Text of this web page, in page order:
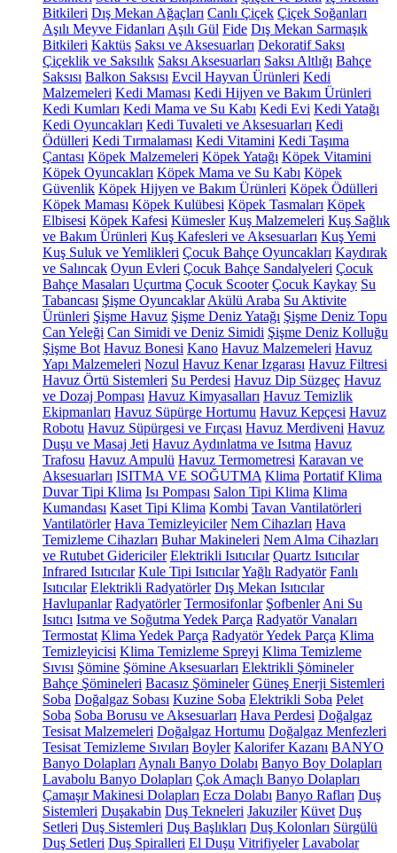
Bitkileri Dış Mekan Ağaçları Canlı Çiçek Çiçek Soğanları
Aşılı Meyve Fidanları Aşılı Gül Fide Dış Mekan Sarmaşık
Bitkileri Kaktüs Saksı ve Aksesuarları Dekoratif Saksı
Çiçeklik ve Saksılık Saksı Aksesuarları Saksı Altlığı Bahçe
Saksısı Balkon Saksısı Evcil Hayvan Ürünleri Kedi
Malzemeleri Kedi Maması Kedi Hijyen ve Bakım Ürünleri
Kedi Kumları Kedi Mama ve Su Kabı Kedi Evi Kedi Yatağı
Kedi Oyuncakları Kedi Tuvaleti ve Aksesuarları Kedi
Ödülleri Kedi Tırmalaması Kedi Vitamini Kedi Taşıma
Çantası Köpek Malzemeleri Köpek Yatağı Köpek Vitamini
Köpek Oyuncakları Köpek Mama ve Su Kabı Köpek
Güvenlik Köpek Hijyen ve Bakım Ürünleri Köpek Ödülleri
Köpek Maması Köpek Kulübesi Köpek Tasmaları Köpek
Elbisesi Köpek Kafesi Kümesler Kuş Malzemeleri Kuş Sağlık
ve Bakım Ürünleri Kuş Kafesleri ve Aksesuarları Kuş Yemi
Kuş Suluk ve Yemlikleri Çocuk Bahçe Oyuncakları Kaydırak
ve Salıncak Oyun Evleri Çocuk Bahçe Sandalyeleri Çocuk
Bahçe Masaları Uçurtma Çocuk Scooter Çocuk Kaykay Su
Tabancası Şişme Oyuncaklar Akülü Araba Su Aktivite
Ürünleri Şişme Havuz Şişme Deniz Yatağı Şişme Deniz Topu
Can Yeleği Can Simidi ve Deniz Simidi Şişme Deniz Kolluğu
Şişme Bot Havuz Bonesi Kano Havuz Malzemeleri Havuz
Yapı Malzemeleri Nozul Havuz Kenar Izgarası Havuz Filtresi
Havuz Örtü Sistemleri Su Perdesi Havuz Dip Süzgeç Havuz
ve Dozaj Pompası Havuz Kimyasalları Havuz Temizlik
Ekipmanları Havuz Süpürge Hortumu Havuz Kepçesi Havuz
Robotu Havuz Süpürgesi ve Fırçası Havuz Merdiveni Havuz
Duşu ve Masaj Jeti Havuz Aydınlatma ve Isıtma Havuz
Trafosu Havuz Ampulü Havuz Termometresi Karavan ve
Aksesuarları ISITMA VE SOĞUTMA Klima Portatif Klima
Duvar Tipi Klima Isı Pompası Salon Tipi Klima Klima
Kumandası Kaset Tipi Klima Kombi Tavan Vantilatörleri
Vantilatörler Hava Temizleyiciler Nem Cihazları Hava
Temizleme Cihazları Buhar Makineleri Nem Alma Cihazları
ve Rutubet Gidericiler Elektrikli Isıtıcılar Quartz Isıtıcılar
Infrared Isıtıcılar Kule Tipi IsıtıcılarYağlı Radyatör Fanlı
Isıtıcılar Elektrikli Radyatörler Dış Mekan Isıtıcılar
Havlupanlar Radyatörler Termosifonlar Şofbenler Ani Su
Isıtıcı Isıtma ve Soğutma Yedek Parça Radyatör Vanaları
Termostat Klima Yedek Parça Radyatör Yedek Parça Klima
Temizleyicisi Klima Temizleme Spreyi Klima Temizleme
Sıvısı Şömine Şömine Aksesuarları Elektrikli Şömineler
Bahçe Şömineleri Bacasız Şömineler Güneş Enerji Sistemleri
Soba Doğalgaz Sobası Kuzine Soba Elektrikli Soba Pelet
Soba Soba Borusu ve Aksesuarları Hava Perdesi Doğalgaz
Tesisat Malzemeleri Doğalgaz Hortumu Doğalgaz Menfezleri
Tesisat Temizleme Sıvıları Boyler Kalorifer Kazanı BANYO
Banyo Dolapları Aynalı Banyo Dolabı Banyo Boy Dolapları
Lavabolu Banyo Dolapları Çok Amaçlı Banyo Dolapları
Çamaşır Makinesi Dolapları Ecza Dolabı Banyo Rafları Duş
Sistemleri Duşakabin Duş Tekneleri Jakuziler Küvet Duş
Setleri Duş Sistemleri Duş Başlıkları Duş Kolonları Sürgülü
Duş Setleri Duş Spiralleri El Duşu Vitrifiyeler Lavabolar